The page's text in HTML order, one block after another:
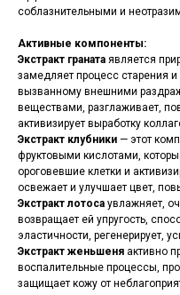
соблазнительными и
Активные компоненты:
Экстракт граната является
замедляет процесс старения
вызванному внешними
веществами, разглаживает,
активизирует выработку
Экстракт клубники — этот
фруктовыми кислотами,
ороговевшие клетки и
освежает и улучшает цвет,
Экстракт лотоса увлажняет,
возвращает ей упругость,
эластичности, регенерирует,
Экстракт женьшеня активно
воспалительные процессы,
защищает кожу от